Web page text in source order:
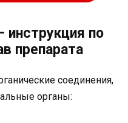
инструкция по
препарата
соединения,
органы: